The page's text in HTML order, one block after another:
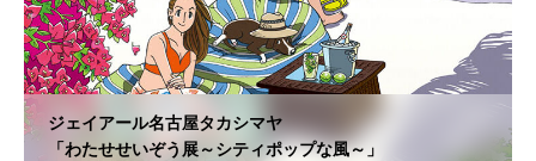
ジェイアール名古屋タカシマヤ
「わたせせいぞう展～シティポップな風～」